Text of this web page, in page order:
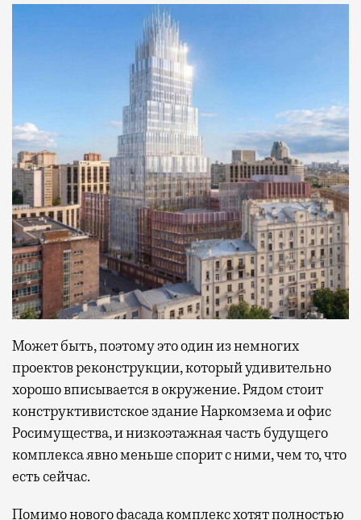
Может быть, поэтому это один из немногих
проектов реконструкции, который удивительно
хорошо вписывается в окружение. Рядом стоит
конструктивистское здание Наркомзема и офис
Росимущества, и низкоэтажная часть будущего
комплекса явно меньше спорит с ними, чем то, что
есть сейчас.
Помимо нового фасада комплекс хотят полностью